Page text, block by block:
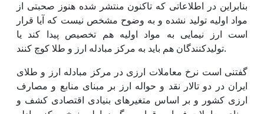
بنابراین در اطلاعاتی که تاکنون منتشر شده هنوز صحبتی از
مواد اولیه تولید نشده و به وضوح مشخص نیست که آیا قرار
است ارز نیمایی به مواد اولیه هم تخصیص پیدا کند یا
تولیدکنندگان هم باید به مرکز مبادله ارز و طلا کوچ کنند.
گفتنی است نرخ معاملات ارزی در مرکز مبادله ارز و طلای
ایران در دو تالار نقد و حواله ارز بر مبنای منابع و مصارف
ارزی کشور و بر اساس متغیرهای بنیادی اقتصادی کشف و